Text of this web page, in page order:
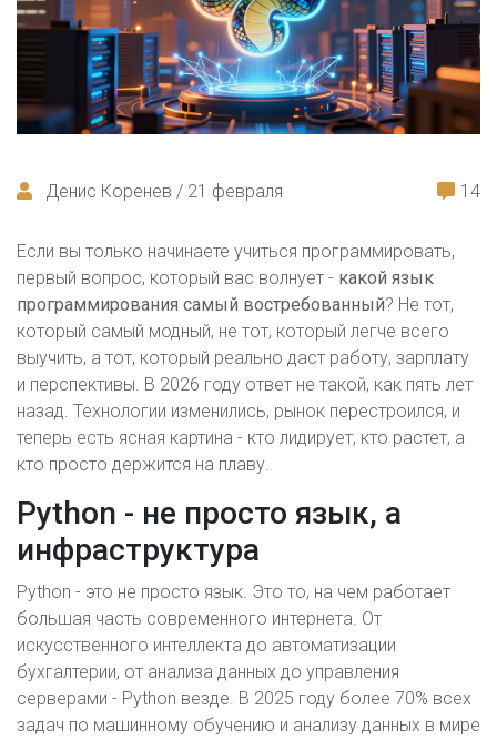
Денис Коренев / 21 февраля 14
Если вы только начинаете учиться программировать,
первый вопрос, который вас волнует - какой язык
программирования самый востребованный? Не тот,
который самый модный, не тот, который легче всего
выучить, а тот, который реально даст работу, зарплату
и перспективы. В 2026 году ответ не такой, как пять лет
назад. Технологии изменились, рынок перестроился, и
теперь есть ясная картина - кто лидирует, кто растет, а
кто просто держится на плаву.
Python - не просто язык, а
инфраструктура
Python - это не просто язык. Это то, на чем работает
большая часть современного интернета. От
искусственного интеллекта до автоматизации
бухгалтерии, от анализа данных до управления
серверами - Python везде. В 2025 году более 70% всех
задач по машинному обучению и анализу данных в мире